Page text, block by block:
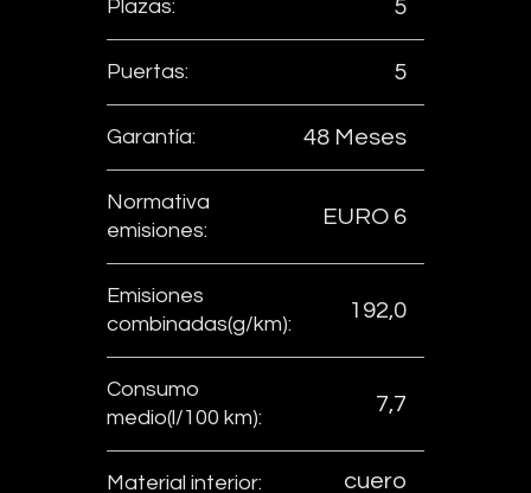
Plazas: 5
Puertas: 5
Garantía: 48 Meses
Normativa
emisiones:
EURO 6
Emisiones
combinadas(g/km):
192,0
Consumo
medio(l/100 km):
7,7
Material interior: cuero